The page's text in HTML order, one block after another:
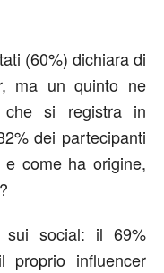
(60%) dichiara di
ma un quinto ne
si registra in
dei partecipanti
come ha origine,
sui social: il 69%
proprio influencer